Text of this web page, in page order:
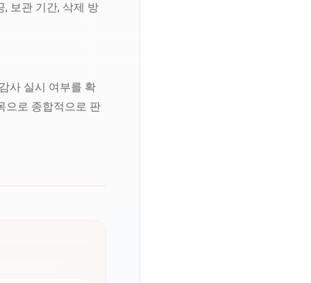
보관 기간, 삭제 방
사 실시 여부를 확
으로 종합적으로 판